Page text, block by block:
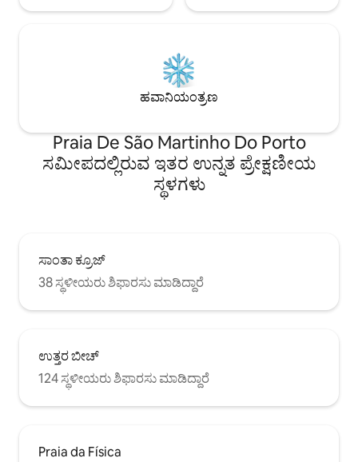
ಹವಾನಿಯಂತ್ರಣ
Praia De São Martinho Do Porto
ಸಮೀಪದಲ್ಲಿರುವ ಇತರ ಉನ್ನತ ಪ್ರೇಕ್ಷಣೀಯ
ಸ್ಥಳಗಳು
ಸಾಂತಾ ಕ್ರೂಜ್
38 ಸ್ಥಳೀಯರು ಶಿಫಾರಸು ಮಾಡಿದ್ದಾರೆ
ಉತ್ತರ ಬೀಚ್
124 ಸ್ಥಳೀಯರು ಶಿಫಾರಸು ಮಾಡಿದ್ದಾರೆ
Praia da Física